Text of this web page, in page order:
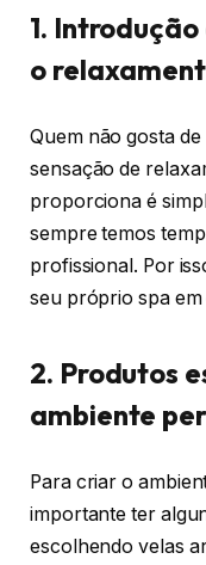
1.
o
Quem não gosta
sensação de
proporciona é
sempre temos
profissional. Por
seu próprio spa em
2. Produtos
ambiente
Para criar o
importante ter
escolhendo velas